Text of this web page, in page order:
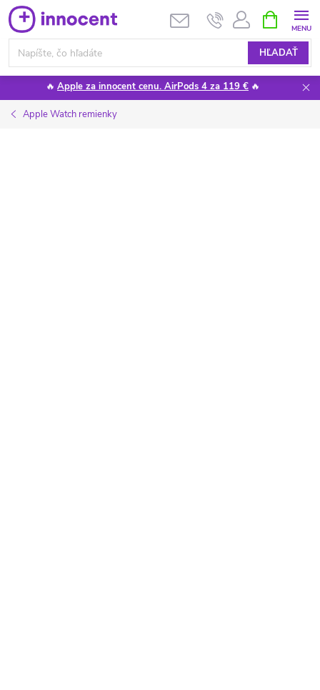
Prejsť
na
obsah
HĽADAŤ
KOŠÍK
🔥 Apple za innocent cenu. AirPods 4 za 119 € 🔥
Apple Watch remienky